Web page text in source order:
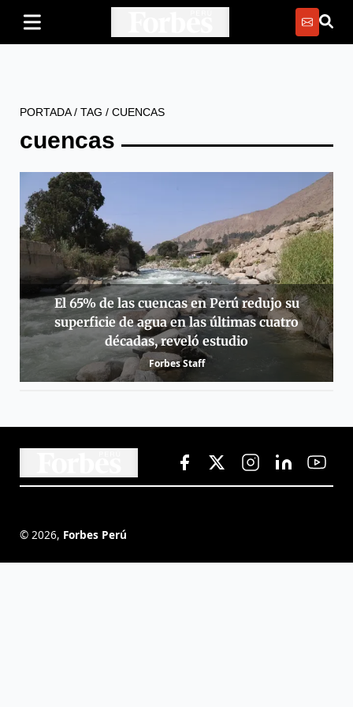
PORTADA/ TAG / CUENCAS
cuencas
El 65% de las cuencas en Perú redujo su
superficie de agua en las últimas cuatro
décadas, reveló estudio
Forbes Staff
© 2026, Forbes Perú